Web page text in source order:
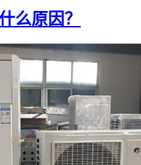
么原因？